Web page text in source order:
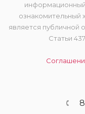
ознакомительный
является
Статьи